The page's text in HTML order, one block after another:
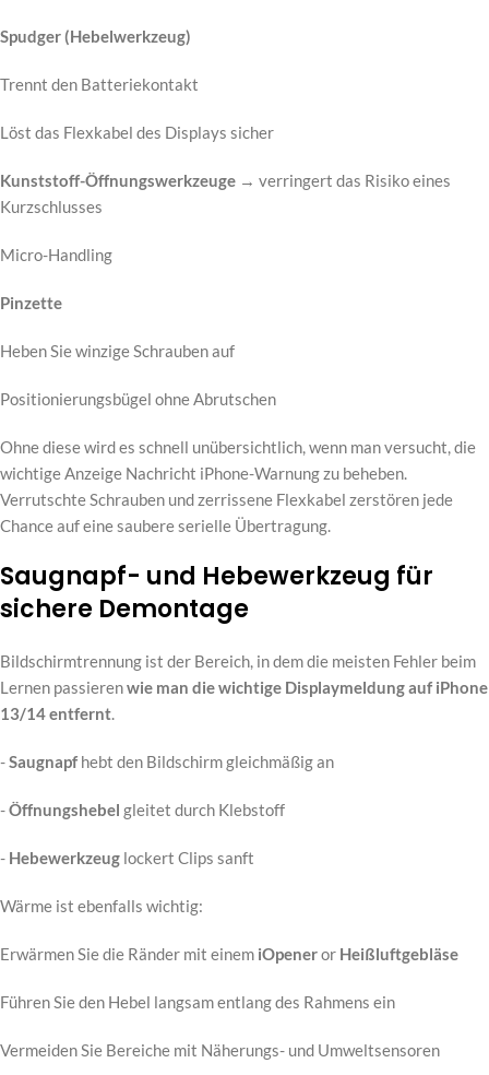
Spudger (Hebelwerkzeug)
Trennt den Batteriekontakt
Löst das Flexkabel des Displays sicher
Kunststoff-Öffnungswerkzeuge → verringert das Risiko eines
Kurzschlusses
Micro-Handling
Pinzette
Heben Sie winzige Schrauben auf
Positionierungsbügel ohne Abrutschen
Ohne diese wird es schnell unübersichtlich, wenn man versucht, die
wichtige Anzeige Nachricht iPhone-Warnung zu beheben.
Verrutschte Schrauben und zerrissene Flexkabel zerstören jede
Chance auf eine saubere serielle Übertragung.
Saugnapf- und Hebewerkzeug für
sichere Demontage
Bildschirmtrennung ist der Bereich, in dem die meisten Fehler beim
Lernen passierenwie man die wichtige Displaymeldung auf iPhone
13/14 entfernt.
-Saugnapf hebt den Bildschirm gleichmäßig an
-Öffnungshebel gleitet durch Klebstoff
- Hebewerkzeug lockert Clips sanft
Wärme ist ebenfalls wichtig:
Erwärmen Sie die Ränder mit einem iOpeneror Heißluftgebläse
Führen Sie den Hebel langsam entlang des Rahmens ein
Vermeiden Sie Bereiche mit Näherungs- und Umweltsensoren